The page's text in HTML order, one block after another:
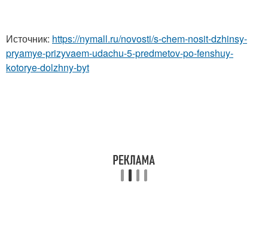
Источник: https://nymall.ru/novosti/s-chem-nosit-dzhinsy-
pryamye-prizyvaem-udachu-5-predmetov-po-fenshuy-
kotorye-dolzhny-byt